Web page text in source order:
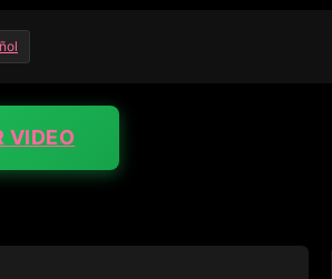
VIDEO